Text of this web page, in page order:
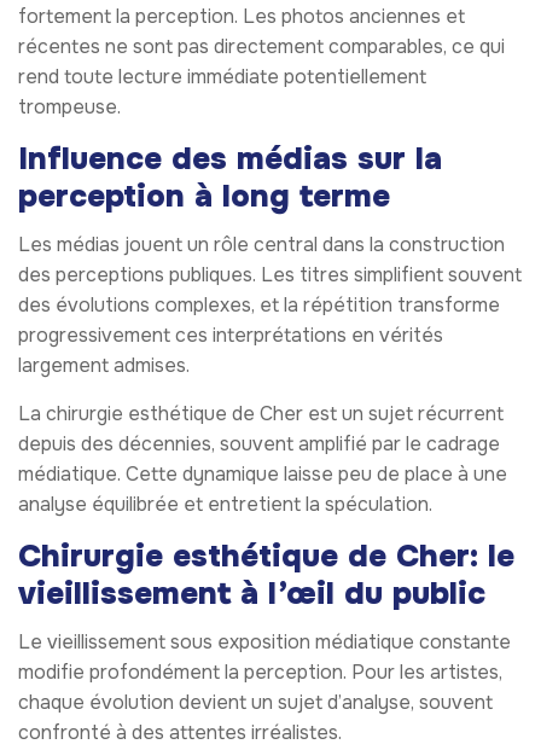
fortement la perception. Les photos anciennes et
récentes ne sont pas directement comparables, ce qui
rend toute lecture immédiate potentiellement
trompeuse.
Influence des médias sur la
perception à long terme
Les médias jouent un rôle central dans la construction
des perceptions publiques. Les titres simplifient souvent
des évolutions complexes, et la répétition transforme
progressivement ces interprétations en vérités
largement admises.
La chirurgie esthétique de Cher est un sujet récurrent
depuis des décennies, souvent amplifié par le cadrage
médiatique. Cette dynamique laisse peu de place à une
analyse équilibrée et entretient la spéculation.
Chirurgie esthétique de Cher: le
vieillissement à l’œil du public
Le vieillissement sous exposition médiatique constante
modifie profondément la perception. Pour les artistes,
chaque évolution devient un sujet d’analyse, souvent
confronté à des attentes irréalistes.